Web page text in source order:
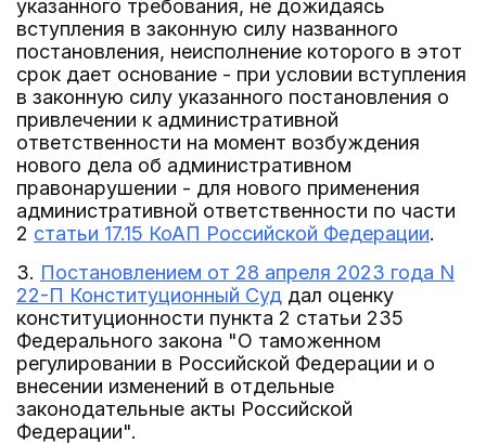
указанного требования, не дожидаясь
вступления в законную силу названного
постановления, неисполнение которого в этот
срок дает основание - при условии вступления
в законную силу указанного постановления о
привлечении к административной
ответственности на момент возбуждения
нового дела об административном
правонарушении - для нового применения
административной ответственности по части
2 статьи 17.15 КоАП Российской Федерации.
3. Постановлением от 28 апреля 2023 года N
22-П Конституционный Суд дал оценку
конституционности пункта 2 статьи 235
Федерального закона "О таможенном
регулировании в Российской Федерации и о
внесении изменений в отдельные
законодательные акты Российской
Федерации".